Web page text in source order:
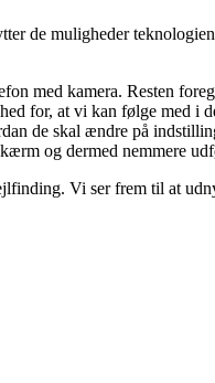
de muligheder
med kamera. Resten
for, at vi kan følge med i
de skal ændre på
og dermed nemmere
Vi ser frem til at